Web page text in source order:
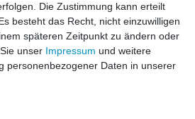
Die Zustimmung kann erteilt
besteht das Recht, nicht einzuwilligen
späteren Zeitpunkt zu ändern oder
unser Impressum und weitere
personenbezogener Daten in unserer